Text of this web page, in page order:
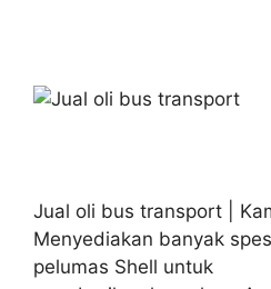
Jual oli bus transport |
Menyediakan banyak
pelumas Shell untuk